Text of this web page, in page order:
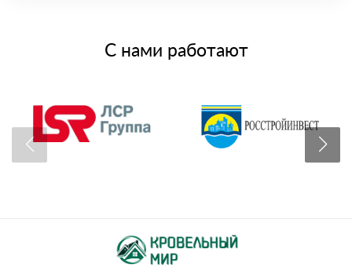
С нами работают